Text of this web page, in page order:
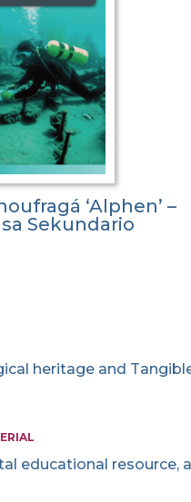
‘Alphen’ –
Sekundario
heritage and
educational resource,